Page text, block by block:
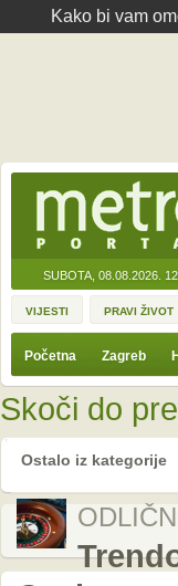
Kako bi vam
SUBOTA, 08.08.2026.
VIJESTI PRAVI ŽIVOT
Početna Zagreb
Skoči do
Ostalo iz kategorije